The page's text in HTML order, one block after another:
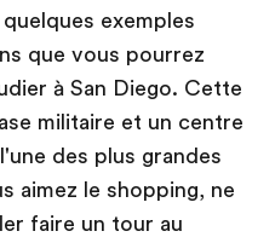
exemples
que vous pourrez
à San Diego. Cette
militaire et un centre
des plus grandes
aimez le shopping, ne
faire un tour au